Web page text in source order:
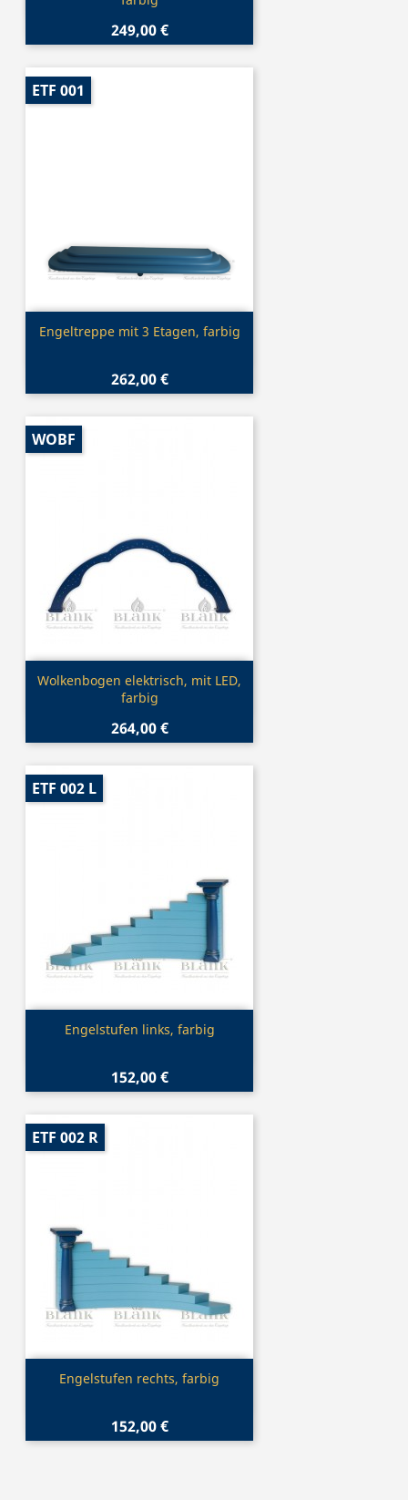
249,00 €
 Vorschau
Engeltreppe mit 3 Etagen, farbig
262,00 €
ETF 001
Vorschau
Wolkenbogen elektrisch, mit LED,
farbig
264,00 €
WOBF
Vorschau
Engelstufen links, farbig
152,00 €
ETF 002 L
Vorschau
Engelstufen rechts, farbig
152,00 €
ETF 002 R